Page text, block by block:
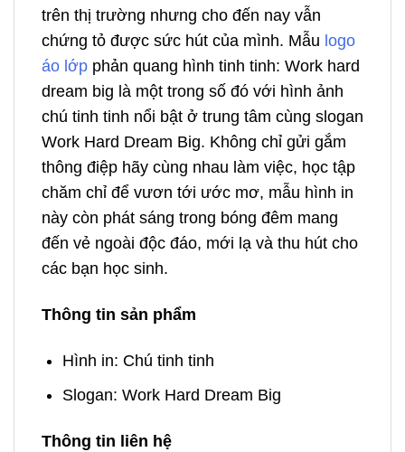
trên thị trường nhưng cho đến nay vẫn
chứng tỏ được sức hút của mình. Mẫu logo
áo lớp phản quang hình tinh tinh: Work hard
dream big là một trong số đó với hình ảnh
chú tinh tinh nổi bật ở trung tâm cùng slogan
Work Hard Dream Big. Không chỉ gửi gắm
thông điệp hãy cùng nhau làm việc, học tập
chăm chỉ để vươn tới ước mơ, mẫu hình in
này còn phát sáng trong bóng đêm mang
đến vẻ ngoài độc đáo, mới lạ và thu hút cho
các bạn học sinh.
Thông tin sản phẩm
Hình in: Chú tinh tinh
Slogan: Work Hard Dream Big
Thông tin liên hệ